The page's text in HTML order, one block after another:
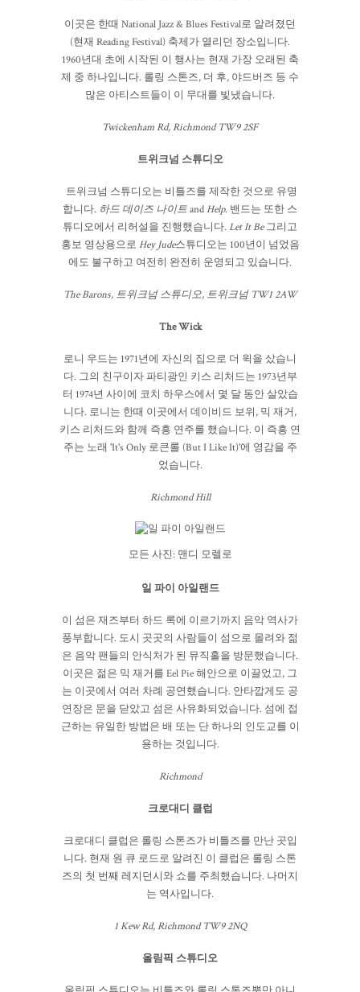
이곳은 한때 National Jazz & Blues Festival로 알려졌던
(현재 Reading Festival) 축제가 열리던 장소입니다.
1960년대 초에 시작된 이 행사는 현재 가장 오래된 축
제 중 하나입니다. 롤링 스톤즈, 더 후, 야드버즈 등 수
많은 아티스트들이 이 무대를 빛냈습니다.
Twickenham Rd, Richmond TW9 2SF
트위크넘 스튜디오
트위크넘 스튜디오는 비틀즈를 제작한 것으로 유명
합니다. 하드 데이즈 나이트andHelp. 밴드는 또한 스
튜디오에서 리허설을 진행했습니다. Let It Be그리고
홍보 영상용으로 Hey Jude스튜디오는 100년이 넘었음
에도 불구하고 여전히 완전히 운영되고 있습니다.
The Barons, 트위크넘 스튜디오, 트위크넘 TW1 2AW
The Wick
로니 우드는 1971년에 자신의 집으로 더 윅을 샀습니
다. 그의 친구이자 파티광인 키스 리처드는 1973년부
터 1974년 사이에 코치 하우스에서 몇 달 동안 살았습
니다. 로니는 한때 이곳에서 데이비드 보위, 믹 재거,
키스 리처드와 함께 즉흥 연주를 했습니다. 이 즉흥 연
주는 노래 'It's Only 로큰롤 (But I Like It)'에 영감을 주
었습니다.
Richmond Hill
모든 사진: 맨디 모렐로
일 파이 아일랜드
이 섬은 재즈부터 하드 록에 이르기까지 음악 역사가
풍부합니다. 도시 곳곳의 사람들이 섬으로 몰려와 젊
은 음악 팬들의 안식처가 된 뮤직홀을 방문했습니다.
이곳은 젊은 믹 재거를 Eel Pie 해안으로 이끌었고, 그
는 이곳에서 여러 차례 공연했습니다. 안타깝게도 공
연장은 문을 닫았고 섬은 사유화되었습니다. 섬에 접
근하는 유일한 방법은 배 또는 단 하나의 인도교를 이
용하는 것입니다.
Richmond
크로대디 클럽
크로대디 클럽은 롤링 스톤즈가 비틀즈를 만난 곳입
니다. 현재 원 큐 로드로 알려진 이 클럽은 롤링 스톤
즈의 첫 번째 레지던시와 쇼를 주최했습니다. 나머지
는 역사입니다.
1 Kew Rd, Richmond TW9 2NQ
올림픽 스튜디오